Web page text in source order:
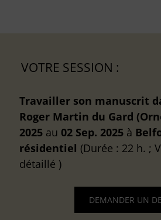
VOTRE SESSION :
Travailler son manuscrit
Roger Martin du Gard
2025 au 02 Sep. 2025 à
résidentiel (Durée : 22 h. ;
détaillé )
DEMANDER UN